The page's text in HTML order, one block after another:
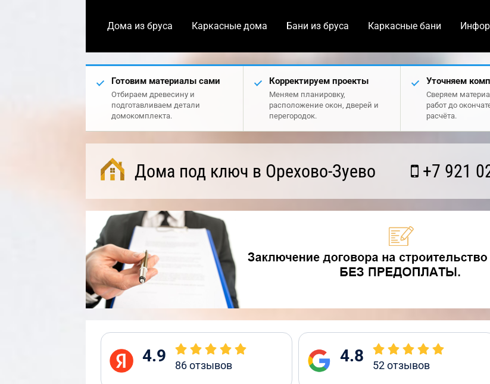
Дома из бруса Каркасные дома Бани из бруса Каркасные бани
Готовим материалы сами
Отбираем древесину и
подготавливаем детали
домокомплекта.
Корректируем проекты
Меняем планировку,
расположение окон, дверей и
перегородок.
Уточняем
Сверяем
работ до
расчёта.
Дома под ключ в Орехово-Зуево +7 921
4.9 86отзывов 4.8 52отзывов